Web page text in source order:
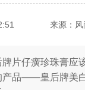
来源：风
片仔癀珍珠膏应
产品——皇后牌美